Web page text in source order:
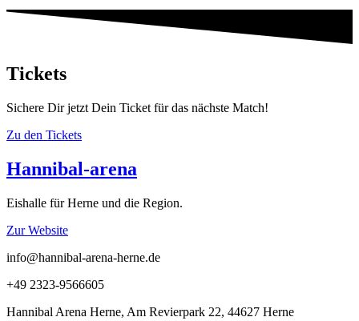
Tickets
Sichere Dir jetzt Dein Ticket für das nächste Match!
Zu den Tickets
Hannibal-arena
Eishalle für Herne und die Region.
Zur Website
info@hannibal-arena-herne.de
+49 2323-9566605
Hannibal Arena Herne, Am Revierpark 22, 44627 Herne